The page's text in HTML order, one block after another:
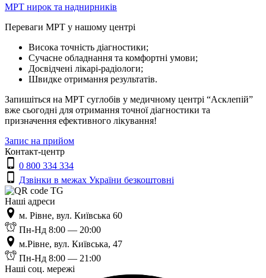
МРТ нирок та наднирників
Переваги МРТ у нашому центрі
Висока точність діагностики;
Сучасне обладнання та комфортні умови;
Досвідчені лікарі-радіологи;
Швидке отримання результатів.
Запишіться на МРТ суглобів у медичному центрі “Асклепій”
вже сьогодні для отримання точної діагностики та
призначення ефективного лікування!
Запис на прийом
Контакт-центр
0 800 334 334
Дзвінки в межах України безкоштовні
Наші адреси
м. Рівне, вул. Київська 60
Пн-Нд 8:00 — 20:00
м.Рівне, вул. Київська, 47
Пн-Нд 8:00 — 21:00
Наші соц. мережі